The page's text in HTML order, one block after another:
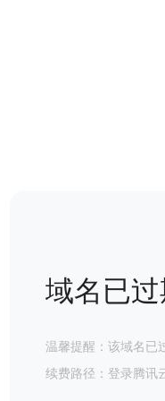
域名已
温馨提醒：该域名已
续费路径：登录腾讯